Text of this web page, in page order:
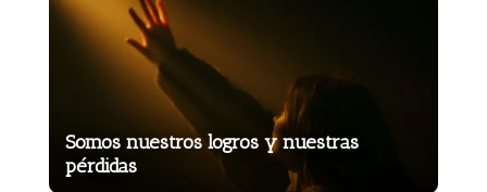
Somos nuestros logros y nuestras
pérdidas